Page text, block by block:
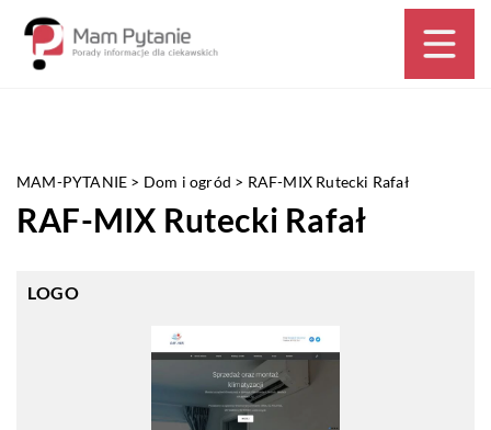
MAM-PYTANIE > Dom i ogród > RAF-MIX Rutecki Rafał
RAF-MIX Rutecki Rafał
LOGO